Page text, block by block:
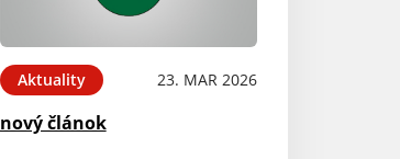
Aktuality 23. MAR 2026
nový článok